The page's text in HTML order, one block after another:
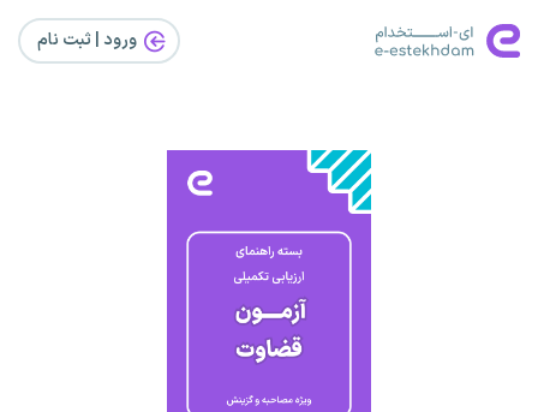
ورود | ثبت‌ نام